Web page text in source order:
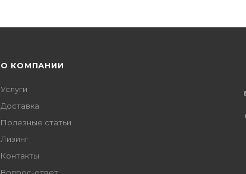
О КОМПАНИИ
Услуги
Доставка
Полезные статьи
Лизинг
Контакты